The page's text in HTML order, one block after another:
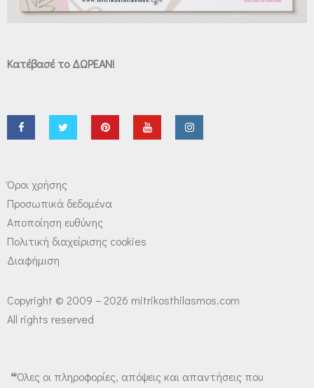
Κατέβασέ το ΔΩΡΕΑΝ!
Όροι χρήσης
Προσωπικά δεδομένα
Αποποίηση ευθύνης
Πολιτική διαχείρισης cookies
Διαφήμιση
Copyright © 2009 – 2026 mitrikosthilasmos.com
All rights reserved
❝Όλες οι πληροφορίες, απόψεις και απαντήσεις που